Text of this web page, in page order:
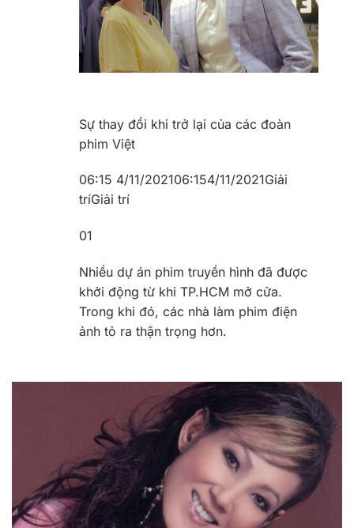
Sự thay đổi khi trở lại của các đoàn
phim Việt
06:15 4/11/202106:154/11/2021Giải
tríGiải trí
01
Nhiều dự án phim truyền hình đã được
khởi động từ khi TP.HCM mở cửa.
Trong khi đó, các nhà làm phim điện
ảnh tỏ ra thận trọng hơn.